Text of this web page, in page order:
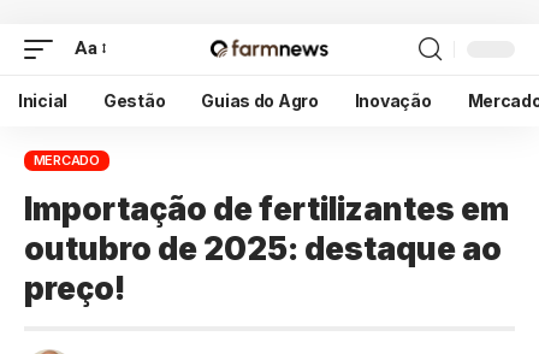
Aa
Inicial Gestão Guias do Agro Inovação
MERCADO
Importação de fertilizantes em
outubro de 2025: destaque ao
preço!